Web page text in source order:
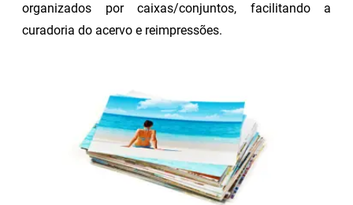
organizados por caixas/conjuntos, facilitando a
curadoria do acervo e reimpressões.